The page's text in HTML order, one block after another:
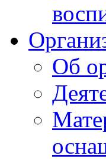
Об